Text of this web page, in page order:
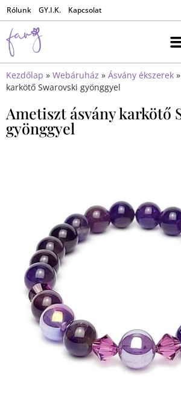
Rólunk GY.I.K. Kapcsolat
Kezdőlap » Webáruház » Ásvány ékszerek »
karkötő Swarovski gyönggyel
Ametiszt ásvány karkötő
gyönggyel